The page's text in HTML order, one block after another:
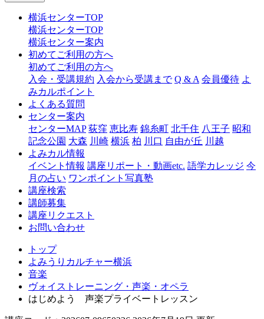
ャ
浜
横浜センターTOP
横浜センターTOP
横浜センター案内
初めてご利用の方へ
初めてご利用の方へ
入会・受講規約 入会から受講まで Q & A 会員優待 よ
みカルポイント
よくある質問
センター案内
センターMAP 荻窪 恵比寿 錦糸町 北千住 八王子 昭和
記念公園 大森 川崎 横浜 柏 川口 自由が丘 川越
よみカル情報
イベント情報 講座リポート・動画etc. 語学カレッジ 今
月の占い ワンポイント写真塾
講座検索
講師募集
講座リクエスト
お問い合わせ
トップ
よみうりカルチャー横浜
音楽
ヴォイストレーニング・声楽・オペラ
はじめよう 声楽プライベートレッスン